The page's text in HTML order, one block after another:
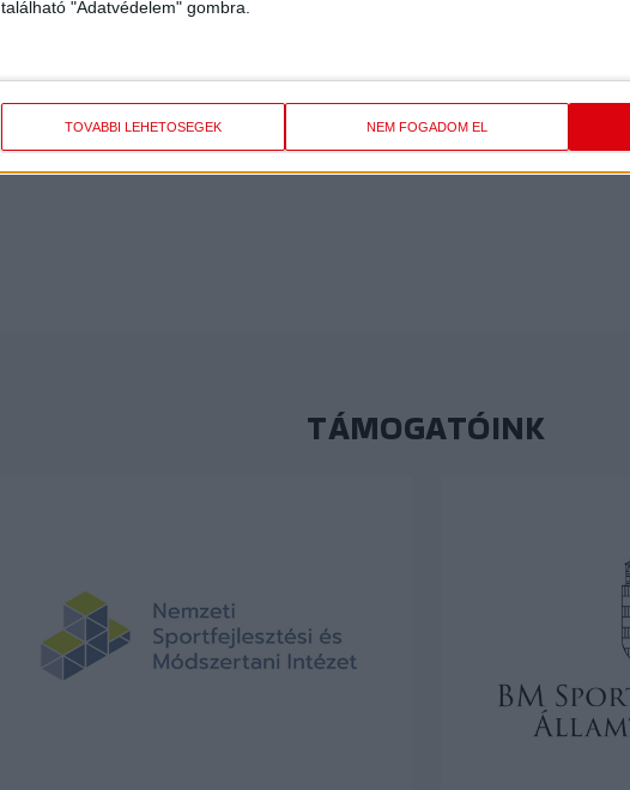
található "Adatvédelem" gombra.
TOVÁBBI LEHETŐSÉGEK NEM FOGADOM EL
TÁMOGATÓINK